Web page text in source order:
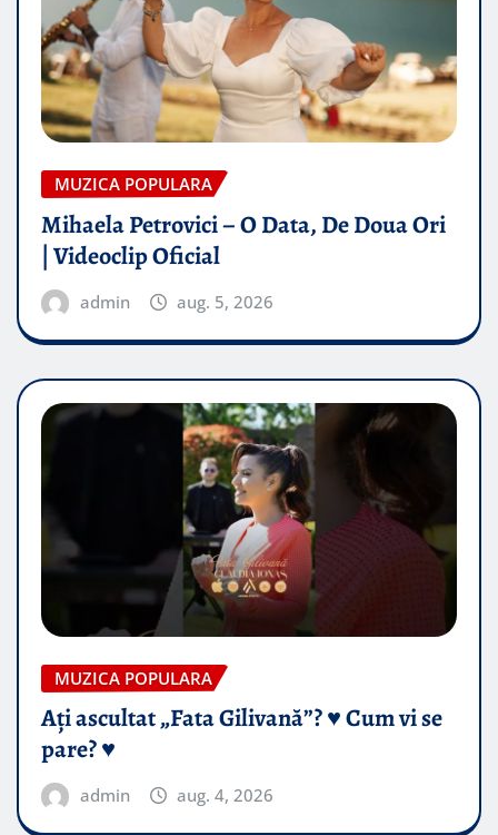
MUZICA POPULARA
Mihaela Petrovici – O Data, De Doua Ori
| Videoclip Oficial
admin aug. 5, 2026
MUZICA POPULARA
Ați ascultat „Fata Gilivană”? ♥️ Cum vi se
pare? ♥️
admin aug. 4, 2026